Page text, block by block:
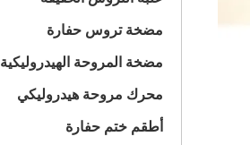
مضخة تروس حفارة
مضخة المروحة الهيدروليكية
محرك مروحة هيدروليكي
أطقم ختم حفارة